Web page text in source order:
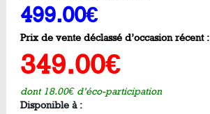
499.00€
Prix de vente déclassé d’occasion récent :
349.00€
dont 18.00€ d’éco-participation
Disponible à :